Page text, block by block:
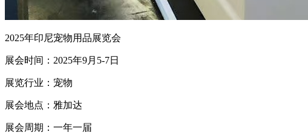
2025年印尼宠物用品展览会
展会时间：2025年9月5-7日
展览行业：宠物
展会地点：雅加达
展会周期：一年一届